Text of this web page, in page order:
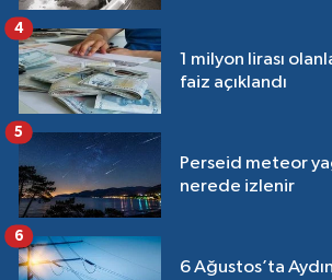
1 milyon lirası
faiz açıklandı
4
Perseid meteor
nerede izlenir
5
6 Ağustos’ta
6